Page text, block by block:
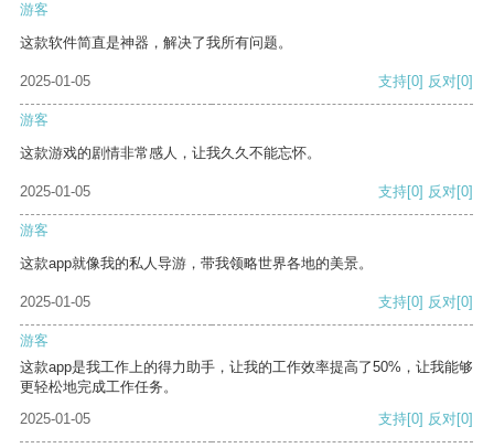
游客
这款软件简直是神器，解决了我所有问题。
2025-01-05 支持[0] 反对[0]
游客
这款游戏的剧情非常感人，让我久久不能忘怀。
2025-01-05 支持[0] 反对[0]
游客
这款app就像我的私人导游，带我领略世界各地的美景。
2025-01-05 支持[0] 反对[0]
游客
这款app是我工作上的得力助手，让我的工作效率提高了50%，让我能够
更轻松地完成工作任务。
2025-01-05
支持[0] 反对[0]